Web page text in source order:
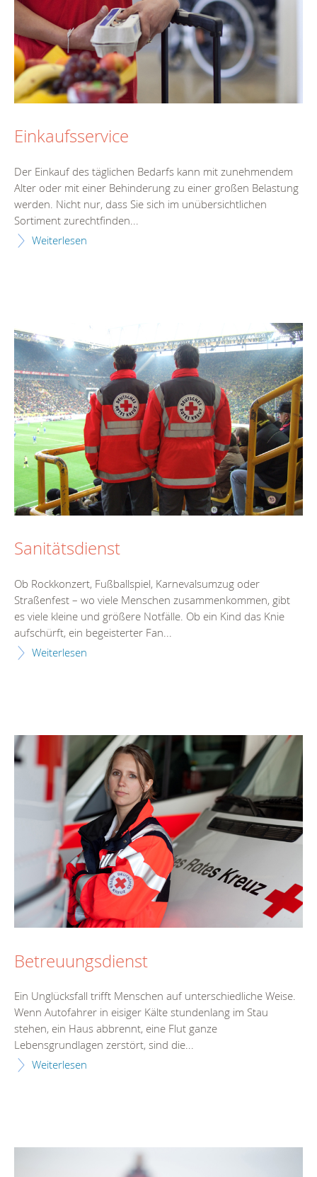
Einkaufsservice
Der Einkauf des täglichen Bedarfs kann mit zunehmendem
Alter oder mit einer Behinderung zu einer großen Belastung
werden. Nicht nur, dass Sie sich im unübersichtlichen
Sortiment zurechtfinden...
Weiterlesen
Sanitätsdienst
Ob Rockkonzert, Fußballspiel, Karnevalsumzug oder
Straßenfest – wo viele Menschen zusammenkommen, gibt
es viele kleine und größere Notfälle. Ob ein Kind das Knie
aufschürft, ein begeisterter Fan...
Weiterlesen
Betreuungsdienst
Ein Unglücksfall trifft Menschen auf unterschiedliche Weise.
Wenn Autofahrer in eisiger Kälte stundenlang im Stau
stehen, ein Haus abbrennt, eine Flut ganze
Lebensgrundlagen zerstört, sind die...
Weiterlesen